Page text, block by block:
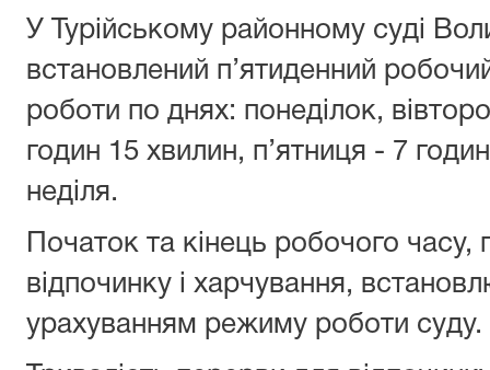
У Турійському районному суді
встановлений п’ятиденний
роботи по днях: понеділок,
годин 15 хвилин, п’ятниця - 7
неділя.
Початок та кінець робочого
відпочинку і харчування,
урахуванням режиму роботи суду.